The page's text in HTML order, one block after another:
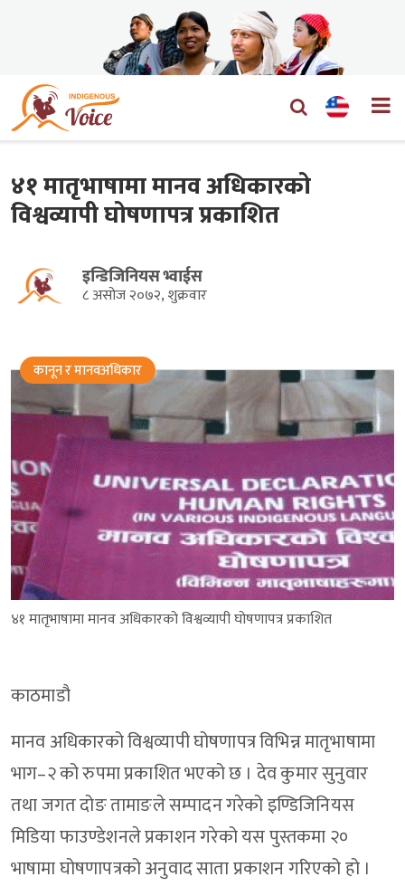
४१ मातृभाषामा मानव अधिकारको
विश्वव्यापी घोषणापत्र प्रकाशित
इन्डिजिनियस भ्वाईस
८ असोज २०७२, शुक्रवार
कानून र मानवअधिकार
४१ मातृभाषामा मानव अधिकारको विश्वव्यापी घोषणापत्र प्रकाशित
काठमाडौ
मानव अधिकारको विश्वव्यापी घोषणापत्र विभिन्न मातृभाषामा
भाग–२ को रुपमा प्रकाशित भएको छ । देव कुमार सुनुवार
तथा जगत दोङ तामाङले सम्पादन गरेको इण्डिजिनियस
मिडिया फाउण्डेशनले प्रकाशन गरेको यस पुस्तकमा २०
भाषामा घोषणापत्रको अनुवाद साता प्रकाशन गरिएको हो ।